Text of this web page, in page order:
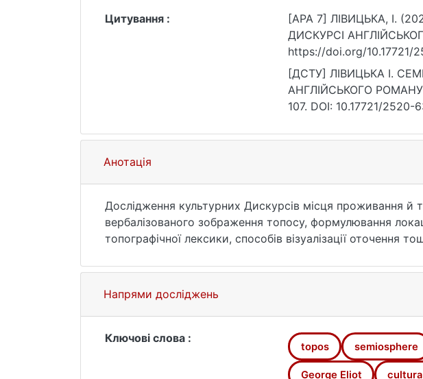
Цитування :
[APA 7] ЛІВИЦЬКА, І.
ДИСКУРСІ
https://doi.org/10.17721/
[ДСТУ] ЛІВИЦЬКА І.
АНГЛІЙСЬКОГО РОМАНУ
107. DOI: 10.17721/
Анотація
Дослідження культурних Дискурсів місця проживання
вербалізованого зобра­ження топосу, формулювання
топографічної лексики, способів візуалізації оточення
'єктності.
_____________
СПИСОК ВИКОРИСТАНИХ ДЖЕРЕЛ
ВернаДский В. (1991). Научная мьісль как планетное
Маслова В.(2001). Лингвокультурология : учеб.
Ніцше, Ф. (1993). Так казав Заратустра. Жадання влади.
Напрями досліджень
Ключові слова :
topos semiosphere
George Eliot